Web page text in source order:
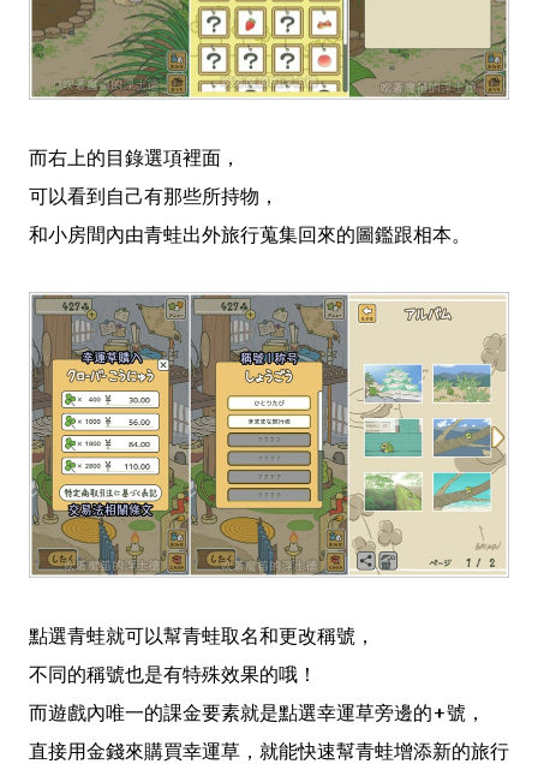
而右上的目錄選項裡面，
可以看到自己有那些所持物，
和小房間內由青蛙出外旅行蒐集回來的圖鑑跟相本。
點選青蛙就可以幫青蛙取名和更改稱號，
不同的稱號也是有特殊效果的哦！
而遊戲內唯一的課金要素就是點選幸運草旁邊的+號，
直接用金錢來購買幸運草，就能快速幫青蛙增添新的旅行